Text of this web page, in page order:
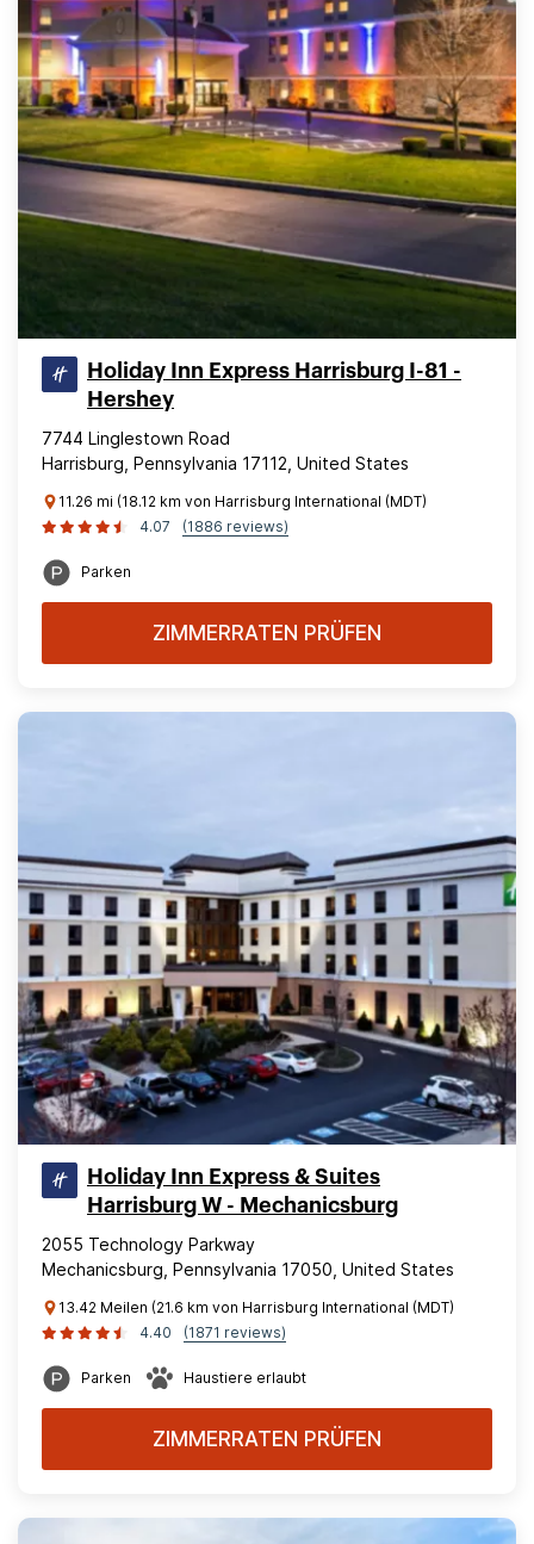
Holiday Inn Express Harrisburg I-81 -
Hershey
7744 Linglestown Road
Harrisburg, Pennsylvania 17112, United States
11.26 mi (18.12 km von Harrisburg International (MDT)
4.07
(1886 reviews)
Parken
ZIMMERRATEN PRÜFEN
Holiday Inn Express & Suites
Harrisburg W - Mechanicsburg
2055 Technology Parkway
Mechanicsburg, Pennsylvania 17050, United States
13.42 Meilen (21.6 km von Harrisburg International (MDT)
4.40
(1871 reviews)
Parken Haustiere erlaubt
ZIMMERRATEN PRÜFEN